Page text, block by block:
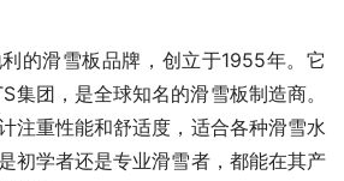
的滑雪板品牌，创立于1955年。它
集团，是全球知名的滑雪板制造商。
注重性能和舒适度，适合各种滑雪水
初学者还是专业滑雪者，都能在其产